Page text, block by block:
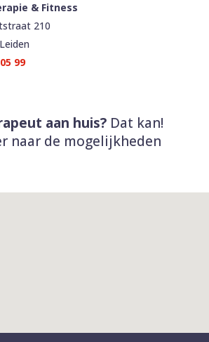
& Fitness
210
99
aan huis? Dat kan!
naar de mogelijkheden